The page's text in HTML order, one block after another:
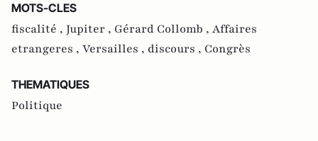
MOTS-CLES
fiscalité , Jupiter , Gérard Collomb , Affaires
etrangeres , Versailles , discours , Congrès
THEMATIQUES
Politique